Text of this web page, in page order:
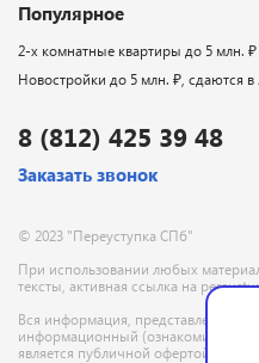
8 (812) 425 39 48
Заказать звонок
© 2023 "Переуступка СПб"
При использовании любых
тексты, активная ссылка на
Вся информация, представленная
информационный
является публичной офертой,
Популярное
2-х комнатные квартиры до 5 млн. ₽
Новостройки до 5 млн. ₽, сдаются в